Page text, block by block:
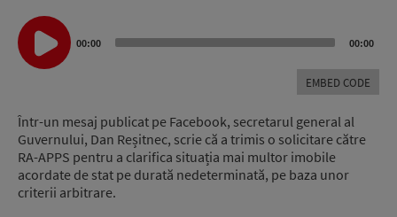
Audio
Player
00:00 00:00
EMBED CODE
Într-un mesaj publicat pe Facebook, secretarul general al
Guvernului, Dan Reșitnec, scrie că a trimis o solicitare către
RA-APPS pentru a clarifica situația mai multor imobile
acordate de stat pe durată nedeterminată, pe baza unor
criterii arbitrare.